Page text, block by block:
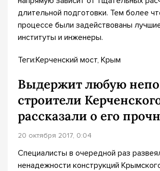
длительной подготовки. Тем более
процессе были задействованы
институты и инженеры.
Теги:Керченский мост, Крым
Выдержит любую
строители
рассказали о его
20 октября 2017, 0:04
Специалисты в очередной раз
ненадежности конструкций